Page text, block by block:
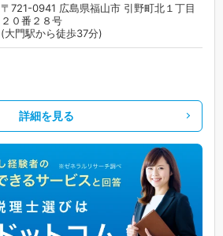
〒721-0941 広島県福山市 引野町北１丁目
２０番２８号
(大門駅から徒歩37分)
詳細を見る